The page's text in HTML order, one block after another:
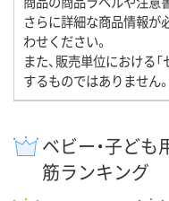
さらに詳細な商品情報が
わせください。
また、販売単位における
するものではありません
ベビー・子ど
筋ランキング